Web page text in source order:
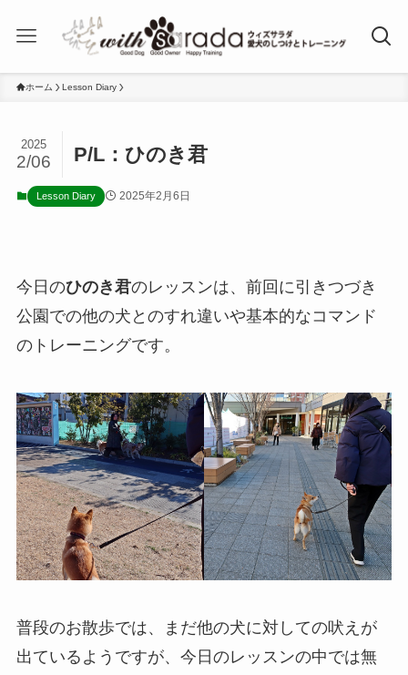
ホーム Lesson Diary
P/L：ひのき君
2025
2/06
Lesson Diary 2025年2月6日
今日のひのき君のレッスンは、前回に引きつづき
公園での他の犬とのすれ違いや基本的なコマンド
のトレーニングです。
普段のお散歩では、まだ他の犬に対しての吠えが
出ているようですが、今日のレッスンの中では無